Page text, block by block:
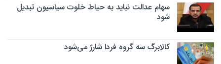
سهام عدالت نباید به حیاط خلوت سیاسیون تبدیل
شود
کالابرگ سه گروه فردا شارژ می‌شود